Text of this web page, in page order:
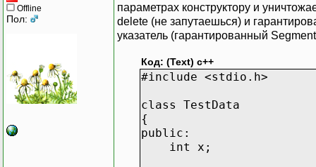
Offline
Пол:
параметрах конструктору и
delete (не запутаешься) и
указатель (гарантированный
Код: (Text) с++
#include <stdio.h>
class TestData
{
public:
int x;